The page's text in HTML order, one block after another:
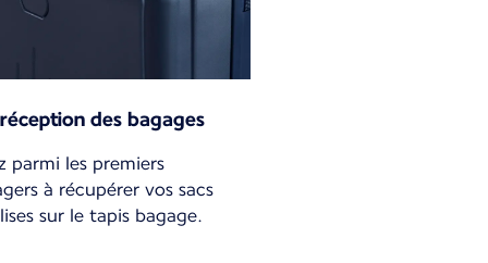
des bagages
parmi les premiers
à récupérer vos sacs
sur le tapis bagage.